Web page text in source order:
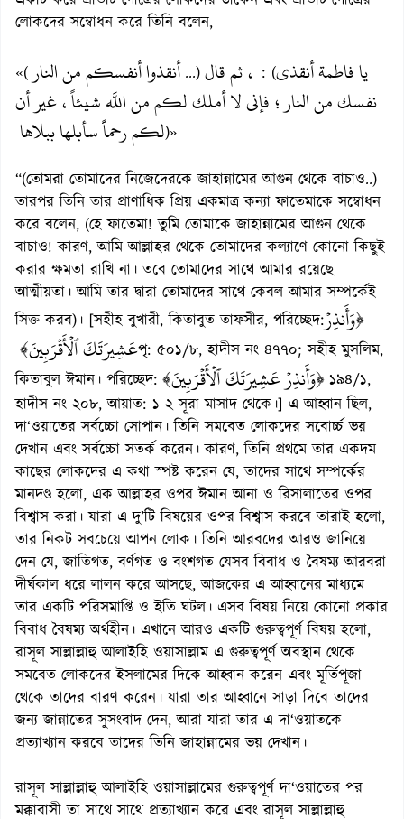
লোকদের সম্বোধন করে তিনি বলেন,
«(أنقذوا أنفسكم من النار ...) ، ثم قال : (يا فاطمة أنقذي
نفسك من النار؛ فإني لا أملك لكم من اللَّه شيئاً، غير أن
لكم رحماًَ سأبلها ببلاها)»
“(তোমরা তোমাদের নিজেদেরকে জাহান্নামের আগুন থেকে বাচাও..)
তারপর তিনি তার প্রাণাধিক প্রিয় একমাত্র কন্যা ফাতেমাকে সম্বোধন
করে বলেন, (হে ফাতেমা! তুমি তোমাকে জাহান্নামের আগুন থেকে
বাচাও! কারণ, আমি আল্লাহর থেকে তোমাদের কল্যাণে কোনো কিছুই
করার ক্ষমতা রাখি না। তবে তোমাদের সাথে আমার রয়েছে
আত্মীয়তা। আমি তার দ্বারা তোমাদের সাথে কেবল আমার সম্পর্কেই
সিক্ত করব)। [সহীহ বুখারী, কিতাবুত তাফসীর, পরিচ্ছেদ:﴿وَأَنذِرۡ
عَشِيرَتَكَ ٱلۡأَقۡرَبِينَ﴾পৃ: ৫০১/৮, হাদীস নং ৪৭৭০; সহীহ মুসলিম,
কিতাবুল ঈমান। পরিচ্ছেদ: ﴿وَأَنذِرۡ عَشِيرَتَكَ ٱلۡأَقۡرَبِينَ﴾ ১৯৪/১,
হাদীস নং ২০৮, আয়াত: ১-২ সূরা মাসাদ থেকে।] এ আহ্বান ছিল,
দা‘ওয়াতের সর্বচ্চো সোপান। তিনি সমবেত লোকদের সবোর্চ্চ ভয়
দেখান এবং সর্বচ্চো সতর্ক করেন। কারণ, তিনি প্রথমে তার একদম
কাছের লোকদের এ কথা স্পষ্ট করেন যে, তাদের সাথে সম্পর্কের
মানদণ্ড হলো, এক আল্লাহর ওপর ঈমান আনা ও রিসালাতের ওপর
বিশ্বাস করা। যারা এ দু’টি বিষয়ের ওপর বিশ্বাস করবে তারাই হলো,
তার নিকট সবচেয়ে আপন লোক। তিনি আরবদের আরও জানিয়ে
দেন যে, জাতিগত, বর্ণগত ও বংশগত যেসব বিবাধ ও বৈষম্য আরবরা
দীর্ঘকাল ধরে লালন করে আসছে, আজকের এ আহ্বানের মাধ্যমে
তার একটি পরিসমাপ্তি ও ইতি ঘটল। এসব বিষয় নিয়ে কোনো প্রকার
বিবাধ বৈষম্য অর্থহীন। এখানে আরও একটি গুরুত্বপূর্ণ বিষয় হলো,
রাসূল সাল্লাল্লাহু আলাইহি ওয়াসাল্লাম এ গুরুত্বপূর্ণ অবস্থান থেকে
সমবেত লোকদের ইসলামের দিকে আহ্বান করেন এবং মূর্তিপূজা
থেকে তাদের বারণ করেন। যারা তার আহ্বানে সাড়া দিবে তাদের
জন্য জান্নাতের সুসংবাদ দেন, আরা যারা তার এ দা‘ওয়াতকে
প্রত্যাখ্যান করবে তাদের তিনি জাহান্নামের ভয় দেখান।
রাসূল সাল্লাল্লাহু আলাইহি ওয়াসাল্লামের গুরুত্বপূর্ণ দা‘ওয়াতের পর
মক্কাবাসী তা সাথে সাথে প্রত্যাখ্যান করে এবং রাসূল সাল্লাল্লাহু